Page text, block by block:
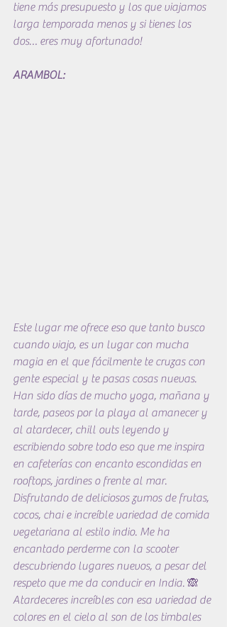
tiene más presupuesto y los que viajamos
larga temporada menos y si tienes los
dos… eres muy afortunado!
ARAMBOL:
Este lugar me ofrece eso que tanto busco
cuando viajo, es un lugar con mucha
magia en el que fácilmente te cruzas con
gente especial y te pasas cosas nuevas.
Han sido días de mucho yoga, mañana y
tarde, paseos por la playa al amanecer y
al atardecer, chill outs leyendo y
escribiendo sobre todo eso que me inspira
en cafeterías con encanto escondidas en
rooftops, jardines o frente al mar.
Disfrutando de deliciosos zumos de frutas,
cocos, chai e increíble variedad de comida
vegetariana al estilo indio. Me ha
encantado perderme con la scooter
descubriendo lugares nuevos, a pesar del
respeto que me da conducir en India. 🙈
Atardeceres increíbles con esa variedad de
colores en el cielo al son de los timbales